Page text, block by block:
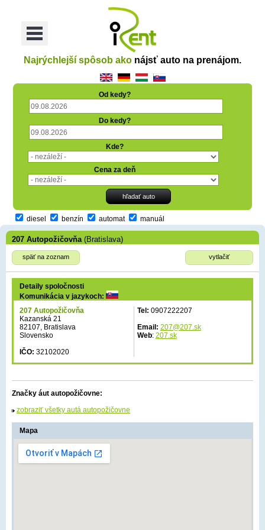
Menu
Najrýchlejší spôsob ako nájsť auto na prenájom.
Od kedy?
Do kedy?
Kde?
Cena za deň
diesel benzín automat manuál
207 Autopožičovňa(Bratislava)
späť na zoznam vytlačiť
Detaily spoločnosti
Komunikácia v jazykoch:
207 Autopožičovňa
Kazanská 21
82107, Bratislava
Slovensko
IČO: 32102020
Tel: 0907222207
Email: 207@207.sk
Web: 207.sk
Značky áut autopožičovne:
zobraziť všetky autá autopožičovne
Mapa